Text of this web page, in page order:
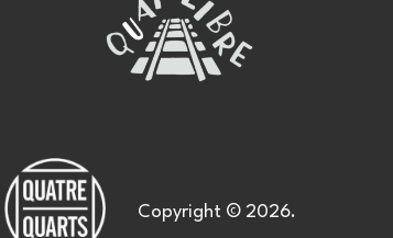
Copyright © 2026.